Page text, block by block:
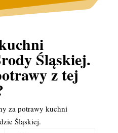
Śląskiej.
z tej
za potrawy kuchni
Śląskiej.